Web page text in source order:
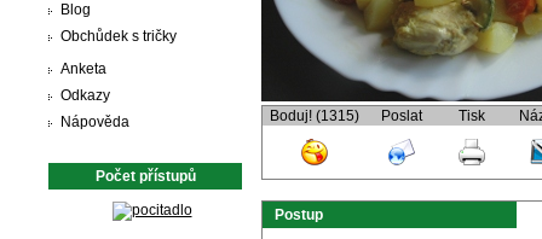
Blog
Obchůdek s tričky
Anketa
Odkazy
Nápověda
Počet přístupů
Boduj! (1315) Poslat Tisk
Postup